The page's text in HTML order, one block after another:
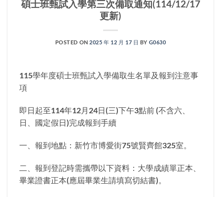
碩士班甄試入學第三次備取通知(114/12/17
更新)
POSTED ON2025 年 12 月 17 日 BY G0630
115學年度碩士班甄試入學備取生名單及報到注意事
項
即日起至114年12月24日(三)下午3點前 (不含六、
日、國定假日)完成報到手續
一、報到地點：新竹市博愛街75號賢齊館325室。
二、報到登記時需攜帶以下資料：大學成績單正本、
畢業證書正本(應屆畢業生請填寫切結書)。